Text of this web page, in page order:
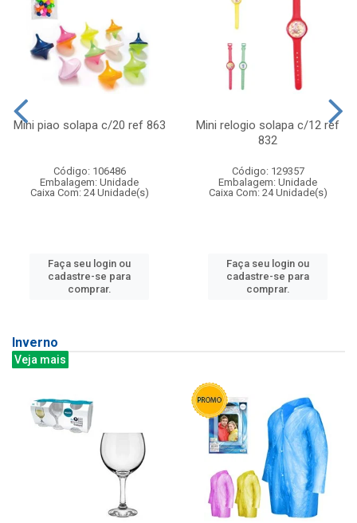
Mini piao solapa c/20 ref 863
Código: 106486
Embalagem: Unidade
Caixa Com: 24 Unidade(s)
Faça seu login ou
cadastre-se para
comprar.
Mini relogio solapa c/12 ref
832
Código: 129357
Embalagem: Unidade
Caixa Com: 24 Unidade(s)
Faça seu login ou
cadastre-se para
comprar.
Inverno
Veja mais